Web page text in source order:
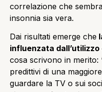
correlazione che
insonnia sia vera.
Dai risultati emerge che
influenzata
cosa scrivono in merito:
predittivi di una
guardare la TV o sui